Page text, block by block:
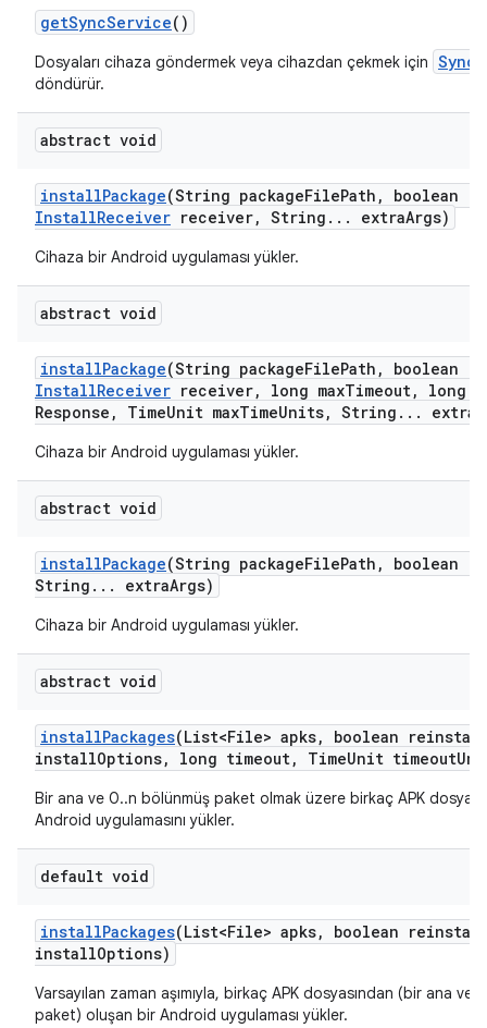
getSyncService()
Dosyaları cihaza göndermek veya cihazdan çekmek için
döndürür.
abstract void
installPackage(String packageFilePath ,
boolean
InstallReceiver receiver, String . . . extraArgs)
Cihaza bir Android uygulaması yükler.
abstract void
installPackage(String packageFilePath ,
boolean
InstallReceiver receiver, long maxTimeout,
long
Response , TimeUnit maxTimeUnits, String . . . extra
Cihaza bir Android uygulaması yükler.
abstract void
installPackage(String packageFilePath ,
boolean
String . . . extraArgs)
Cihaza bir Android uygulaması yükler.
abstract void
installPackages(List<File> apks,
boolean reinstall
installOptions, long timeout, TimeUnit timeout
Bir ana ve 0..n bölünmüş paket olmak üzere birkaç APK
Android uygulamasını yükler.
default void
installPackages(List<File> apks,
boolean reinstall
installOptions)
Varsayılan zaman aşımıyla, birkaç APK dosyasından (bir ana ve
paket) oluşan bir Android uygulaması yükler.